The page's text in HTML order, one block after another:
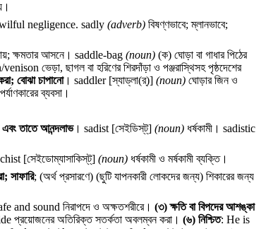
negligence. sadly (adverb) বিষণ্ণভাবে; ম্লানভাবে;
ক্ষমতার আসনে। saddle-bag (noun) (ক) ঘোড়া বা গাধার পিঠের
venison ভেড়া, ছাগল বা হরিণের শিরদাঁড়া ও পঞ্জরাস্থিসহ পৃষ্ঠদেশের
বোঝা চাপানো। saddler [স্যাড্‌লা(র্)] (noun) ঘোড়ার জিন ও
ব্যবসা।
এবং তাতে আনন্দলাভ। sadist [সেইডিস্‌ট্] (noun) ধর্ষকামী। sadistic
[সেইডোম্যাসাকিস্‌ট্] (noun) ধর্ষকামী ও মর্ষকামী ব্যক্তি।
সাফারি; (অর্থ প্রসারণে) (ছুটি যাপনকারী লোকদের জন্য) শিকারের জন্য
and sound নিরাপদে ও অক্ষতশরীরে। (৩)ক্ষতি বা বিপদের আশঙ্কা
প্রয়োজনের অতিরিক্ত সতর্কতা অবলম্বন করা। (৬) নিশ্চিত: He is